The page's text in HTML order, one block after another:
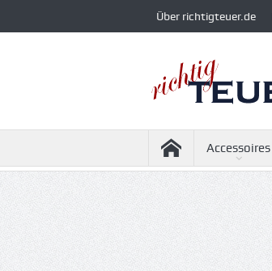
Über richtigteuer.de
Accessoires